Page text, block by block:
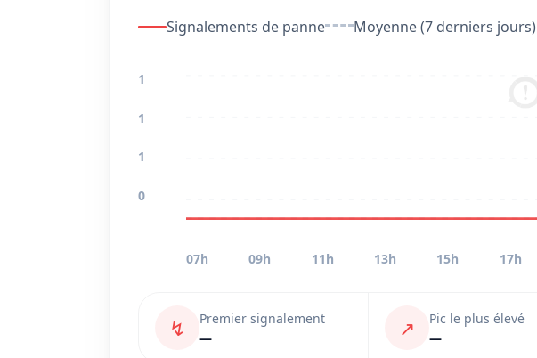
Signalements de panne Moyenne (7 derniers jours)
1
1
1
0
07h 09h 11h 13h 15h 17h
↯
Premier signalement
—
↗
Pic le plus élevé
—